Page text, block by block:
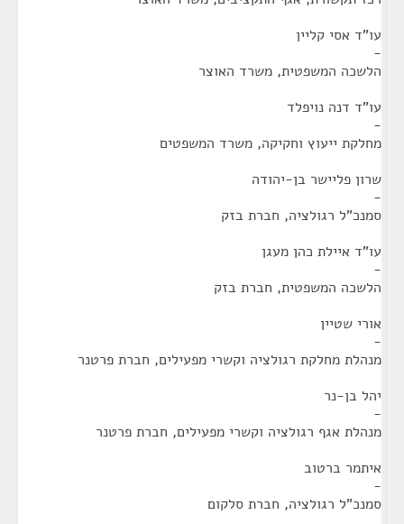
עו"ד אסי קליין
-
הלשכה המשפטית, משרד האוצר
עו"ד דנה נויפלד
-
מחלקת ייעוץ וחקיקה, משרד המשפטים
שרון פליישר בן-יהודה
-
סמנכ"ל רגולציה, חברת בזק
עו"ד איילת כהן מעגן
-
הלשכה המשפטית, חברת בזק
אורי שטיין
-
מנהלת מחלקת רגולציה וקשרי מפעילים, חברת פרטנר
יהל בן-נר
-
מנהלת אגף רגולציה וקשרי מפעילים, חברת פרטנר
איתמר ברטוב
-
סמנכ"ל רגולציה, חברת סלקום